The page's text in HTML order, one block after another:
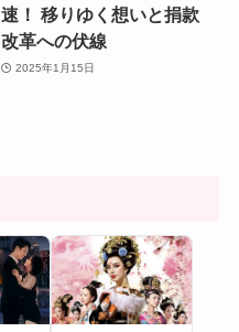
速！ 移りゆく想いと捐款
改革への伏線
2025年1月15日